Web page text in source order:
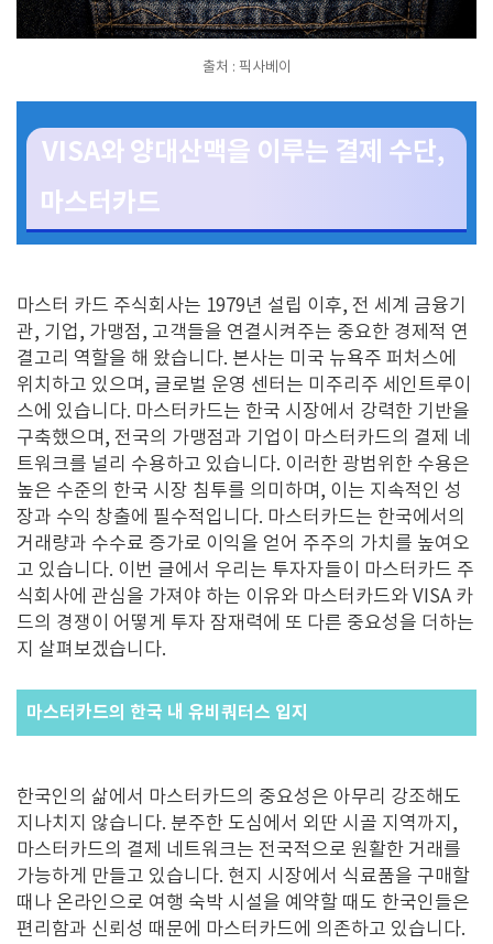
출처 : 픽사베이
VISA와 양대산맥을 이루는 결제 수단,
마스터카드
마스터 카드 주식회사는 1979년 설립 이후, 전 세계 금융기
관, 기업, 가맹점 , 고객들을 연결시켜주는 중요한 경제적 연
결고리 역할을 해 왔습니다. 본사는 미국 뉴욕주 퍼처스에
위치하고 있으며 , 글로벌 운영 센터는 미주리주 세인트루이
스에 있습니다. 마스터카드는 한국 시장에서 강력한 기반을
구축했으며 , 전국의 가맹점과 기업이 마스터카드의 결제 네
트워크를 널리 수용하고 있습니다. 이러한 광범위한 수용은
높은 수준의 한국 시장 침투를 의미하며 , 이는 지속적인 성
장과 수익 창출에 필수적입니다. 마스터카드는 한국에서의
거래량과 수수료 증가로 이익을 얻어 주주의 가치를 높여오
고 있습니다. 이번 글에서 우리는 투자자들이 마스터카드 주
식회사에 관심을 가져야 하는 이유와 마스터카드와 VISA 카
드의 경쟁이 어떻게 투자 잠재력에 또 다른 중요성을 더하는
지 살펴보겠습니다.
마스터카드의 한국 내 유비쿼터스 입지
한국인의 삶에서 마스터카드의 중요성은 아무리 강조해도
지나치지 않습니다. 분주한 도심에서 외딴 시골 지역까지 ,
마스터카드의 결제 네트워크는 전국적으로 원활한 거래를
가능하게 만들고 있습니다. 현지 시장에서 식료품을 구매할
때나 온라인으로 여행 숙박 시설을 예약할 때도 한국인들은
편리함과 신뢰성 때문에 마스터카드에 의존하고 있습니다.